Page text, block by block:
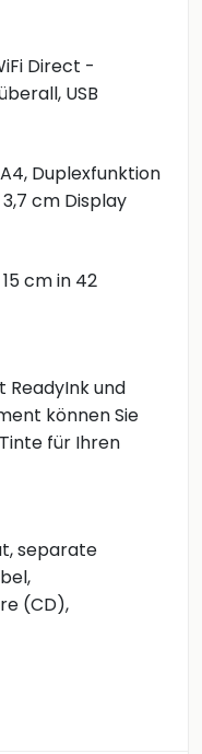
Direct -
USB
Duplexfunktion
cm Display
cm in 42
ReadyInk und
können Sie
für Ihren
separate
(CD),